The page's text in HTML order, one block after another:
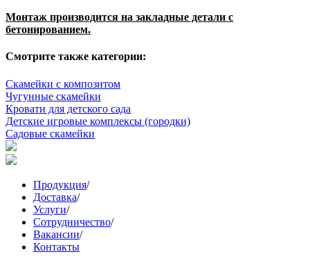
Монтаж производится на закладные детали с
бетонированием.
Смотрите также категории:
Скамейки с композитом
Чугунные скамейки
Кровати для детского сада
Детские игровые комплексы (городки)
Садовые скамейки
Продукция/
Доставка/
Услуги/
Сотрудничество/
Вакансии/
Контакты